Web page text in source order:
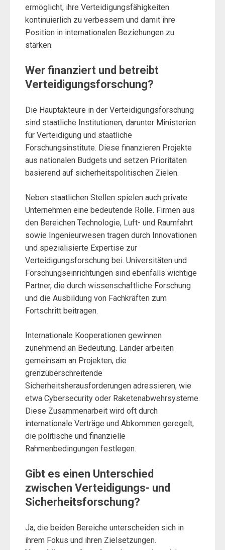
ermöglicht, ihre Verteidigungsfähigkeiten
kontinuierlich zu verbessern und damit ihre
Position in internationalen Beziehungen zu
stärken.
Wer finanziert und betreibt
Verteidigungsforschung?
Die Hauptakteure in der Verteidigungsforschung
sind staatliche Institutionen, darunter Ministerien
für Verteidigung und staatliche
Forschungsinstitute. Diese finanzieren Projekte
aus nationalen Budgets und setzen Prioritäten
basierend auf sicherheitspolitischen Zielen.
Neben staatlichen Stellen spielen auch private
Unternehmen eine bedeutende Rolle. Firmen aus
den Bereichen Technologie, Luft- und Raumfahrt
sowie Ingenieurwesen tragen durch Innovationen
und spezialisierte Expertise zur
Verteidigungsforschung bei. Universitäten und
Forschungseinrichtungen sind ebenfalls wichtige
Partner, die durch wissenschaftliche Forschung
und die Ausbildung von Fachkräften zum
Fortschritt beitragen.
Internationale Kooperationen gewinnen
zunehmend an Bedeutung. Länder arbeiten
gemeinsam an Projekten, die
grenzüberschreitende
Sicherheitsherausforderungen adressieren, wie
etwa Cybersecurity oder Raketenabwehrsysteme.
Diese Zusammenarbeit wird oft durch
internationale Verträge und Abkommen geregelt,
die politische und finanzielle
Rahmenbedingungen festlegen.
Gibt es einen Unterschied
zwischen Verteidigungs- und
Sicherheitsforschung?
Ja, die beiden Bereiche unterscheiden sich in
ihrem Fokus und ihren Zielsetzungen.